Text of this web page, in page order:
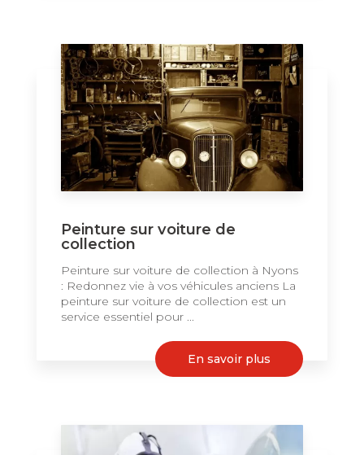
Peinture sur voiture de
collection
Peinture sur voiture de collection à Nyons
: Redonnez vie à vos véhicules anciens La
peinture sur voiture de collection est un
service essentiel pour ...
En savoir plus